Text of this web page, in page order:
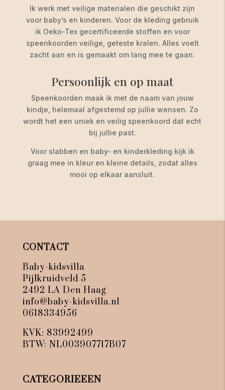
Ik werk met veilige materialen die geschikt zijn
voor baby’s en kinderen. Voor de kleding gebruik
ik Oeko-Tex gecertificeerde stoffen en voor
speenkoorden veilige, geteste kralen. Alles voelt
zacht aan en is gemaakt om lang mee te gaan.
Persoonlijk en op maat
Speenkoorden maak ik met de naam van jouw
kindje, helemaal afgestemd op jullie wensen. Zo
wordt het een uniek en veilig speenkoord dat echt
bij jullie past.
Voor slabben en baby- en kinderkleding kijk ik
graag mee in kleur en kleine details, zodat alles
mooi op elkaar aansluit.
CONTACT
Baby-kidsvilla
Pijlkruidveld 5
2492 LA Den Haag
info@baby-kidsvilla.nl
0618334956
KVK: 83992499
BTW: NL003907717B07
CATEGORIEEEN